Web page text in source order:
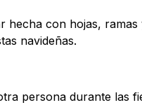
hecha con hojas,
navideñas.
persona durante las